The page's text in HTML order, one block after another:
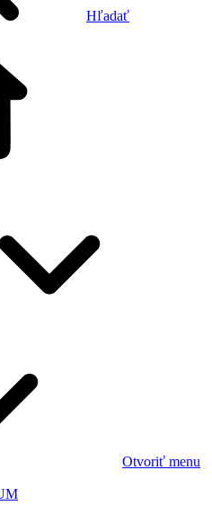
Hľadať
Otvoriť menu